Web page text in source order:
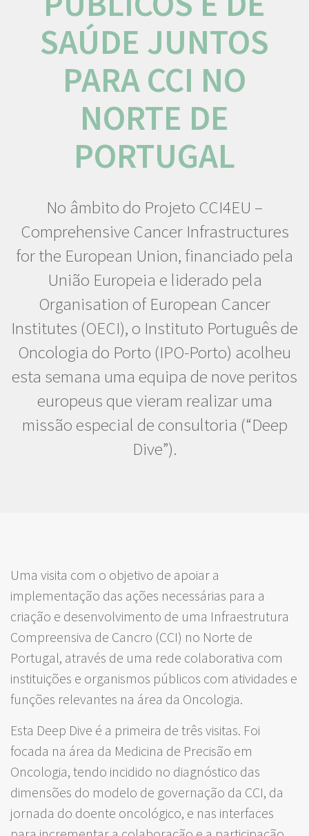
SAÚDE JUNTOS
PARA CCI NO
NORTE DE
PORTUGAL
No âmbito do Projeto CCI4EU –
Comprehensive Cancer Infrastructures
for the European Union, financiado pela
União Europeia e liderado pela
Organisation of European Cancer
Institutes (OECI), o Instituto Português de
Oncologia do Porto (IPO-Porto) acolheu
esta semana uma equipa de nove peritos
europeus que vieram realizar uma
missão especial de consultoria (“Deep
Dive”).
Uma visita com o objetivo de apoiar a
implementação das ações necessárias para a
criação e desenvolvimento de uma Infraestrutura
Compreensiva de Cancro (CCI) no Norte de
Portugal, através de uma rede colaborativa com
instituições e organismos públicos com atividades e
funções relevantes na área da Oncologia.
Esta Deep Dive é a primeira de três visitas. Foi
focada na área da Medicina de Precisão em
Oncologia, tendo incidido no diagnóstico das
dimensões do modelo de governação da CCI, da
jornada do doente oncológico, e nas interfaces